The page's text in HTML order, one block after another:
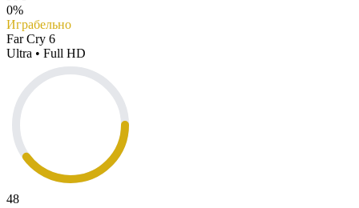
0%
Играбельно
Far Cry 6
Ultra • Full HD
48